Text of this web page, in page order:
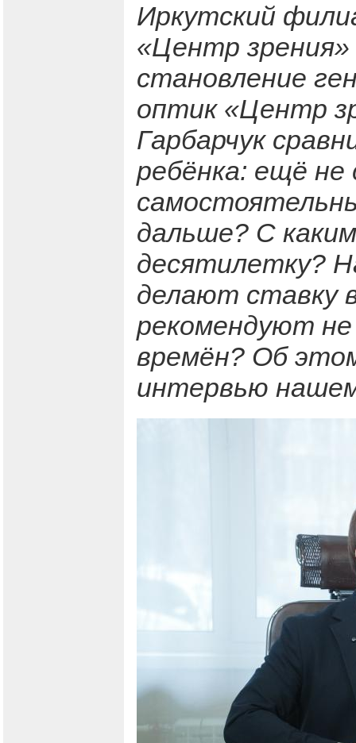
Иркутский
«Центр
становление
оптик «Центр
Гарбарчук
ребёнка: ещё не
дальше? С
десятилетку?
делают ставку
рекомендуют
времён? Об
интервью